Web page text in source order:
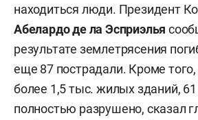
находиться люди. Президент
Абелардо де ла Эсприэлья
результате землетрясения
еще 87 пострадали. Кроме
более 1,5 тыс. жилых зданий,
полностью разрушено, сказал